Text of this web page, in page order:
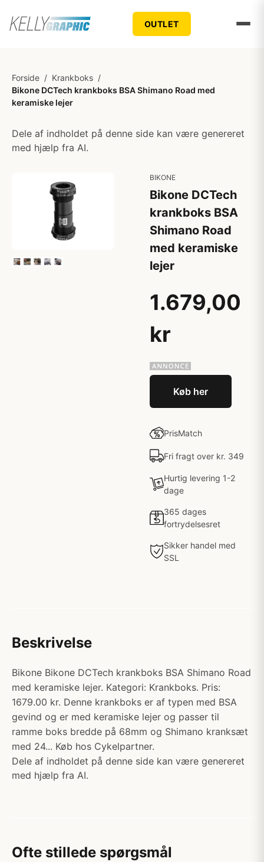
OUTLET
Forside / Krankboks /
Bikone DCTech krankboks BSA Shimano Road med
keramiske lejer
Dele af indholdet på denne side kan være genereret
med hjælp fra AI.
BIKONE
Bikone DCTech
krankboks BSA
Shimano Road
med keramiske
lejer
1.679,00
kr
Køb her
PrisMatch
Fri fragt over kr. 349
Hurtig levering 1-2
dage
365 dages
fortrydelsesret
Sikker handel med
SSL
Beskrivelse
Bikone Bikone DCTech krankboks BSA Shimano Road
med keramiske lejer. Kategori: Krankboks. Pris:
1679.00 kr. Denne krankboks er af typen med BSA
gevind og er med keramiske lejer og passer til
ramme boks bredde på 68mm og Shimano kranksæt
med 24... Køb hos Cykelpartner.
Dele af indholdet på denne side kan være genereret
med hjælp fra AI.
Ofte stillede spørgsmål